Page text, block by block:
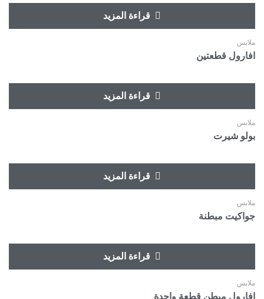
قراءة المزيد
ملابس
افارول قطعتين
قراءة المزيد
ملابس
بولو شيرت
قراءة المزيد
ملابس
جواكيت مبطنة
قراءة المزيد
ملابس
افارول مبطن قطعة واحدة